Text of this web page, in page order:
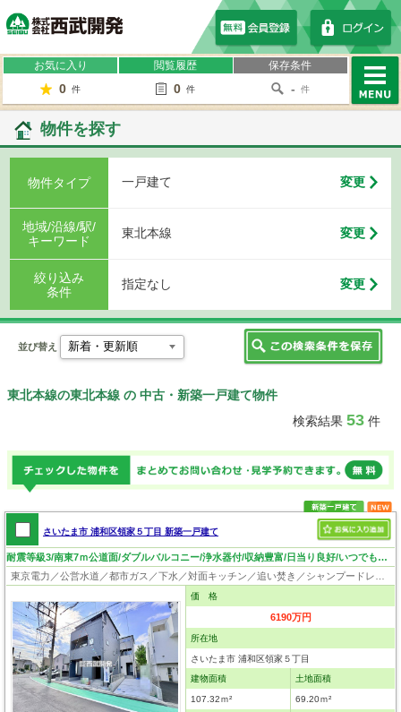
お気に入り
0 件
閲覧履歴
0 件
保存条件
- 件
物件を探す
物件タイプ 一戸建て 変更
地域/沿線/駅/
キーワード
東北本線 変更
絞り込み
条件
指定なし 変更
並び替え
東北本線の東北本線 の 中古・新築一戸建て物件
検索結果 53件
さいたま市 浦和区領家５丁目 新築一戸建て
耐震等級3/南東7ｍ公道面/ダブルバルコニー/浄水器付/収納豊富/日当り良好/いつでも見学可！
価 格
6190万円
所在地
さいたま市 浦和区領家５丁目
建物面積
107.32ｍ²
土地面積
69.20ｍ²